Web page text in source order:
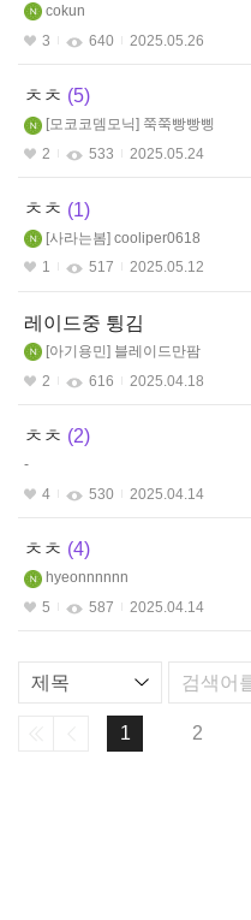
cokun
3
640 2025.05.26
ㅊㅊ 5
모코코뎀모닉
쭉쭉빵빵삥
2
533 2025.05.24
ㅊㅊ 1
사라는봄 cooliper0618
1
517 2025.05.12
레이드중 튕김
아기용민
블레이드만팜
2
616 2025.04.18
ㅊㅊ 2
-
4
530 2025.04.14
ㅊㅊ 4
hyeonnnnnn
5
587 2025.04.14
리
스
1 2